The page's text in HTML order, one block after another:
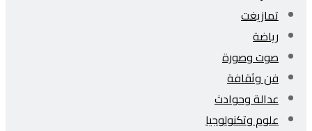
تمازيغت
رياضة
صوت وصورة
فن وثقافة
عدالة وحوادث
علوم وتكنولوجيا